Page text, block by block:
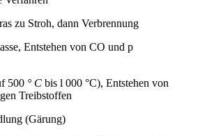
zu Stroh, dann Verbrennung
Entstehen von CO und p
500 ° C bis l 000 °C), Entstehen von
Treibstoffen
(Gärung)